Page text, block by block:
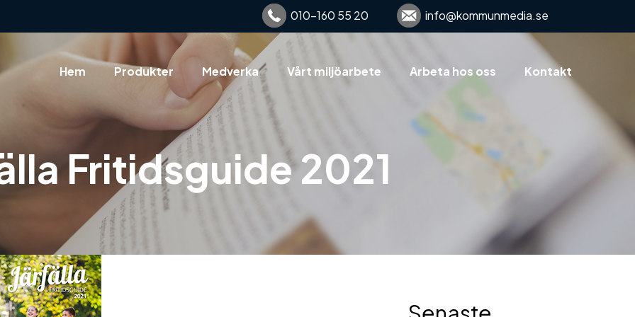
info@kommunmedia.se
010-160 55 20
Hem Produkter Medverka Vårt miljöarbete Arbeta hos oss Kontakt
Fritidsguide 2021